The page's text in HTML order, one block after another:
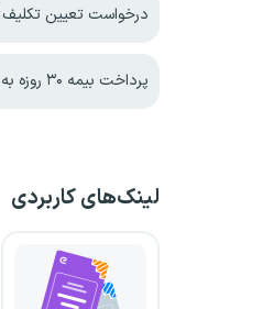
درخواست تعیین تکلیف
پرداخت بیمه ۳۰ روزه به معلمان مدارس غیردولتی اجباری شد!
لینک‌های کاربردی